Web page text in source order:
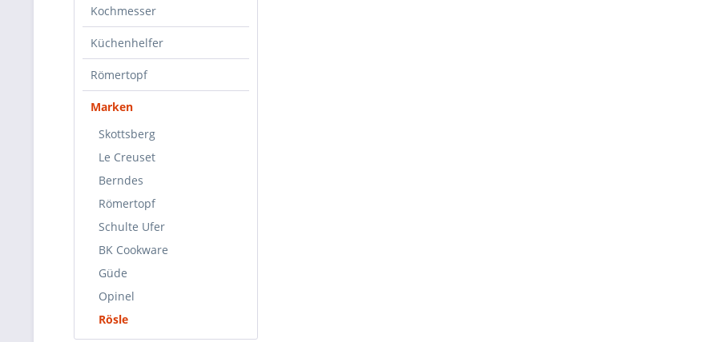
Kochmesser
Küchenhelfer
Römertopf
Marken
Skottsberg
Le Creuset
Berndes
Römertopf
Schulte Ufer
BK Cookware
Güde
Opinel
Rösle